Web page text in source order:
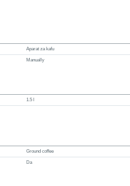
Aparat za kafu
Manually
1.5 l
Ground coffee
Da